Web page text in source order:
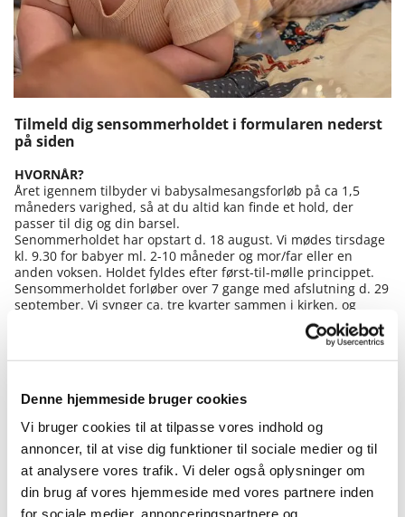
Denne hjemmeside bruger cookies
Vi bruger cookies til at tilpasse vores indhold og
annoncer, til at vise dig funktioner til sociale medier og til
at analysere vores trafik. Vi deler også oplysninger om
din brug af vores hjemmeside med vores partnere inden
for sociale medier, annonceringspartnere og
Tilmeld dig sensommerholdet i formularen nederst
på siden
HVORNÅR?
Året igennem tilbyder vi babysalmesangsforløb på ca 1,5
måneders varighed, så at du altid kan finde et hold, der
passer til dig og din barsel.
Senommerholdet har opstart d. 18 august. Vi mødes tirsdage
kl. 9.30 for babyer ml. 2-10 måneder og mor/far eller en
anden voksen. Holdet fyldes efter først-til-mølle princippet.
Sensommerholdet forløber over 7 gange med afslutning d. 29
september. Vi synger ca. tre kvarter sammen i kirken, og
derefter er der tid til kaffe, the og hyggeligt fællesskab. Du
skal være velkommen til at melde dig til holdet, også selvom
Datoer vil også altid fremgå på vores kalender på forsiden.
HVAD ER BABYSALMESANG?
I babysalmesang har vi fokus på kontakt mellem baby og
voksen gennem musik og sanser. Vi skal både synge gængse
børnesange og velkendte salmer, såsom I Østen stiger solen
op, men også lære nye sange. Vi skal stimulere babys